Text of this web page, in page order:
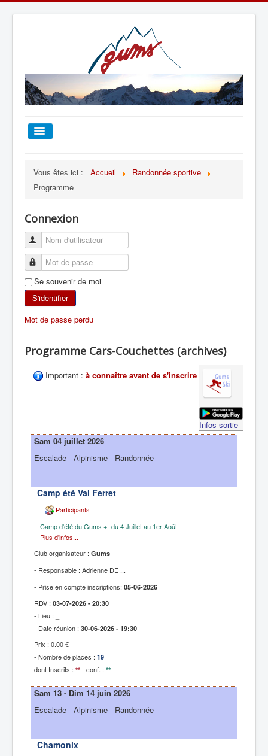
TOUT SUR LE GUMS
ESCALADE
ALPINISME
SKI DE RANDONNÉE
Vous êtes ici : Accueil
Randonnée sportive
Programme
Connexion
Se souvenir de moi
S'identifier
Mot de passe perdu
Programme Cars-Couchettes (archives)
Infos sortie
Important : à connaître avant de s'inscrire
Sam 04 juillet 2026
Escalade - Alpinisme - Randonnée
Camp été Val Ferret
Participants
Camp d'été du Gums +- du 4 Juillet au 1er Août
Plus d'infos...
Club organisateur : Gums
- Responsable : Adrienne DE ...
- Prise en compte inscriptions: 05-06-2026
RDV : 03-07-2026 - 20:30
- Lieu : _
- Date réunion : 30-06-2026 - 19:30
Prix : 0.00 €
- Nombre de places : 19
dont Inscrits : ** - conf. : **
Sam 13 - Dim 14 juin 2026
Escalade - Alpinisme - Randonnée
Chamonix